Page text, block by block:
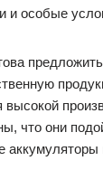
и особые
что они